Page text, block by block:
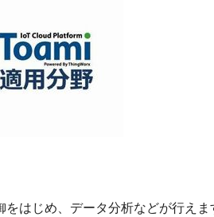
はじめ、データ分析などが行え